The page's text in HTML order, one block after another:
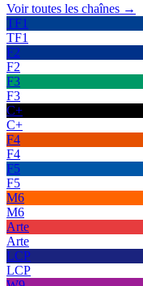
Voir toutes les chaînes →
TF1
TF1
F2
F2
F3
F3
C+
C+
F4
F4
F5
F5
M6
M6
Arte
Arte
LCP
LCP